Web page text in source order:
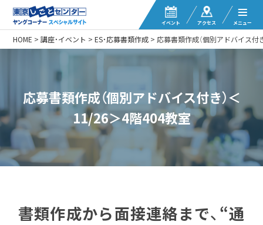
イベント アクセス メニュー
HOME >講座・イベント >ES・応募書類作成 > 応募書類作成（個別アドバイス
応募書類作成（個別アドバイス付き）＜
11/26＞4階404教室
書類作成から面接連絡まで、“通